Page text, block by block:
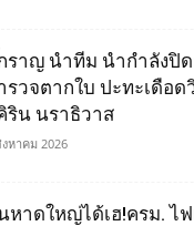
ราญ นำทีม นำกำลังปิ
รวจตากใบ ปะทะเดือ
ริน นราธิวาส
หาคม 2026
หาดใหญ่ได้เฮ!ครม. ไ